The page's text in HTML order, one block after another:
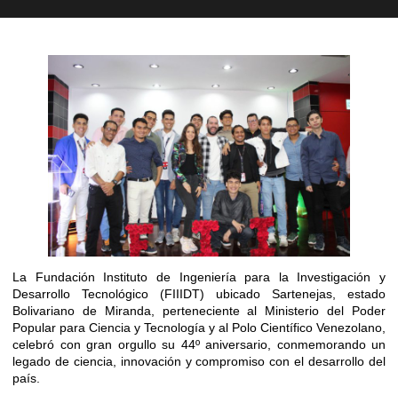
La Fundación Instituto de Ingeniería para la Investigación y
Desarrollo Tecnológico (FIIIDT) ubicado Sartenejas, estado
Bolivariano de Miranda, perteneciente al Ministerio del Poder
Popular para Ciencia y Tecnología y al Polo Científico Venezolano,
celebró con gran orgullo su 44º aniversario, conmemorando un
legado de ciencia, innovación y compromiso con el desarrollo del
país.